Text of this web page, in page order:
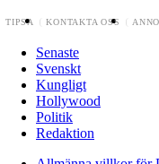
TIPSA KONTAKTA OSS
Senaste
Svenskt
Kungligt
Hollywood
Politik
Redaktion